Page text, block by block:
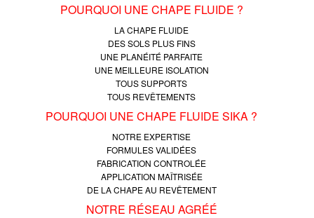
POURQUOI UNE CHAPE FLUIDE ?
LA CHAPE FLUIDE
DES SOLS PLUS FINS
UNE PLANÉITÉ PARFAITE
UNE MEILLEURE ISOLATION
TOUS SUPPORTS
TOUS REVÊTEMENTS
POURQUOI UNE CHAPE FLUIDE SIKA ?
NOTRE EXPERTISE
FORMULES VALIDÉES
FABRICATION CONTROLÉE
APPLICATION MAÎTRISÉE
DE LA CHAPE AU REVÊTEMENT
NOTRE RÉSEAU AGRÉÉ